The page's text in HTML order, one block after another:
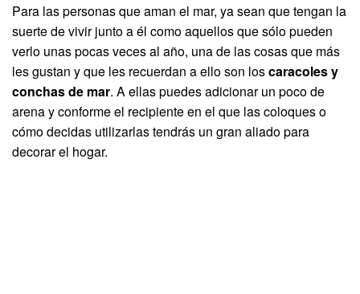
Para las personas que aman el mar, ya sean que tengan la
suerte de vivir junto a él como aquellos que sólo pueden
verlo unas pocas veces al año, una de las cosas que más
les gustan y que les recuerdan a ello son loscaracoles y
conchas de mar. A ellas puedes adicionar un poco de
arena y conforme el recipiente en el que las coloques o
cómo decidas utilizarlas tendrás un gran aliado para
decorar el hogar.